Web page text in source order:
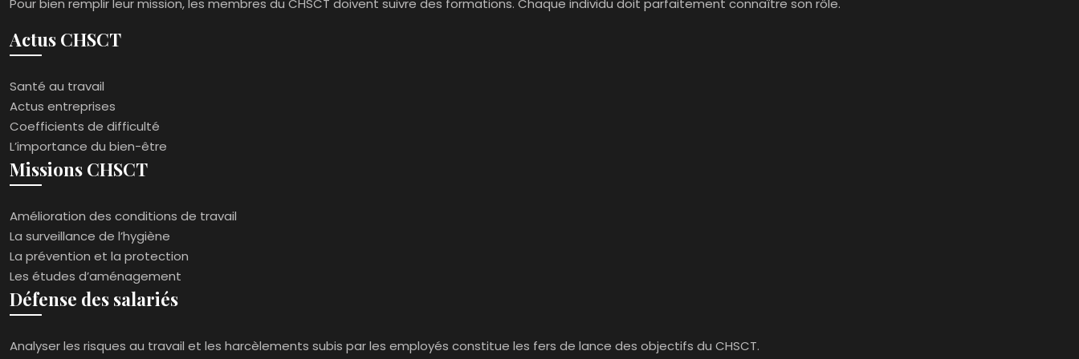
Pour bien remplir leur mission, les membres du CHSCT doivent suivre des formations. Chaque individu doit parfaitement connaître son rôle.
Actus CHSCT
Santé au travail
Actus entreprises
Coefficients de difficulté
L’importance du bien-être
Missions CHSCT
Amélioration des conditions de travail
La surveillance de l’hygiène
La prévention et la protection
Les études d’aménagement
Défense des salariés
Analyser les risques au travail et les harcèlements subis par les employés constitue les fers de lance des objectifs du CHSCT.